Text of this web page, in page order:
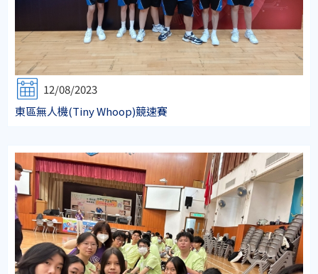
12/08/2023
東區無人機(Tiny Whoop)競速賽